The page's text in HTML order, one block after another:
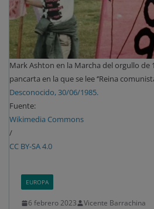
Mark Ashton en la Marcha del orgullo de
pancarta en la que se lee ‘’Reina
Desconocido, 30/06/1985.
Fuente:
Wikimedia Commons
/
CC BY-SA 4.0
EUROPA
6 febrero 2023
Vicente Barrachina